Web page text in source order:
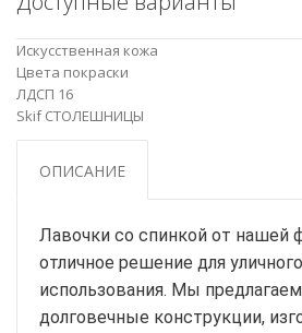
Искусственная кожа
Цвета покраски
ЛДСП 16
Skif СТОЛЕШНИЦЫ
ОПИСАНИЕ
Лавочки со спинкой от нашей
отличное решение для
использования. Мы
долговечные конструкции,